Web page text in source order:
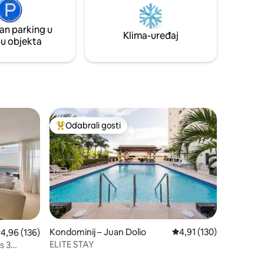
klima-
0🔒 – 24 U pješačkoj udaljenosti od
restorana, mini-marketa i trgovina
parking u
objekta
Klima-uređaj
ocjena: 4,96/5, recenzija: 136
4,96 (136)
3
Među najviše rangiranima s oznakom „Odabrali gosti”
Odabrali gosti
Kondominij – Juan Dolio Prosječna ocjena:
4,91 (130)
ELITE STAY